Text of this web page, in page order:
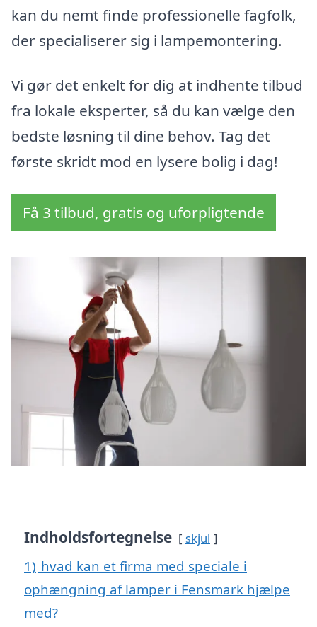
kan du nemt finde professionelle fagfolk,
der specialiserer sig i lampemontering.
Vi gør det enkelt for dig at indhente tilbud
fra lokale eksperter, så du kan vælge den
bedste løsning til dine behov. Tag det
første skridt mod en lysere bolig i dag!
Få 3 tilbud, gratis og uforpligtende
Indholdsfortegnelse skjul
1) hvad kan et firma med speciale i
ophængning af lamper i Fensmark hjælpe
med?